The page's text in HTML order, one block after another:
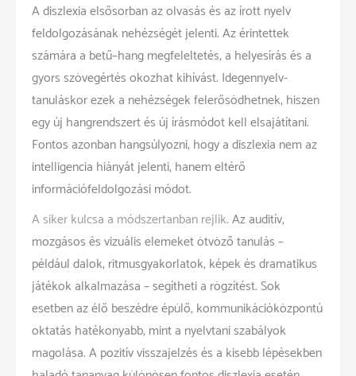
A diszlexia elsősorban az olvasás és az írott nyelv
feldolgozásának nehézségét jelenti. Az érintettek
számára a betű–hang megfeleltetés, a helyesírás és a
gyors szövegértés okozhat kihívást. Idegennyelv-
tanuláskor ezek a nehézségek felerősödhetnek, hiszen
egy új hangrendszert és új írásmódot kell elsajátítani.
Fontos azonban hangsúlyozni, hogy a diszlexia nem az
intelligencia hiányát jelenti, hanem eltérő
információfeldolgozási módot.
A siker kulcsa a módszertanban rejlik. Az auditív,
mozgásos és vizuális elemeket ötvöző tanulás –
például dalok, ritmusgyakorlatok, képek és dramatikus
játékok alkalmazása – segítheti a rögzítést. Sok
esetben az élő beszédre épülő, kommunikációközpontú
oktatás hatékonyabb, mint a nyelvtani szabályok
magolása. A pozitív visszajelzés és a kisebb lépésekben